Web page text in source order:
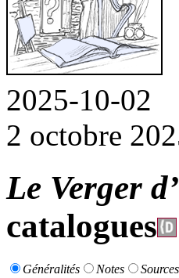
2025-10-02
2 octobre
Le Verger
catalogues
Généralités Notes Sources